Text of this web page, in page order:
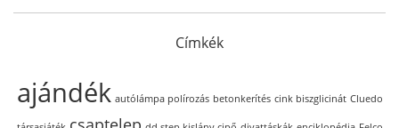
Címkék
ajándék autólámpa polírozás betonkerítés cink biszglicinát Cluedo